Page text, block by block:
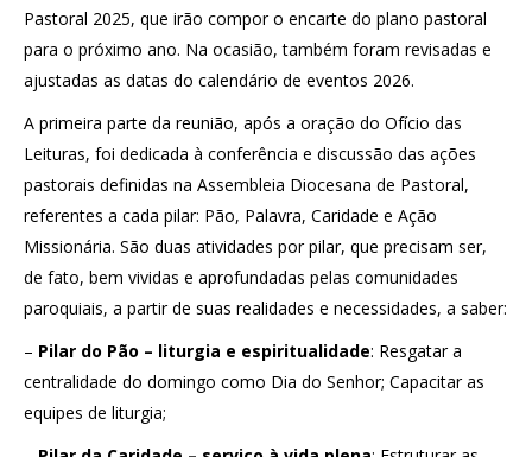
Pastoral 2025, que irão compor o encarte do plano pastoral
para o próximo ano. Na ocasião, também foram revisadas e
ajustadas as datas do calendário de eventos 2026.
A primeira parte da reunião, após a oração do Ofício das
Leituras, foi dedicada à conferência e discussão das ações
pastorais definidas na Assembleia Diocesana de Pastoral,
referentes a cada pilar: Pão, Palavra, Caridade e Ação
Missionária. São duas atividades por pilar, que precisam ser,
de fato, bem vividas e aprofundadas pelas comunidades
paroquiais, a partir de suas realidades e necessidades, a saber:
– Pilar do Pão – liturgia e espiritualidade: Resgatar a
centralidade do domingo como Dia do Senhor; Capacitar as
equipes de liturgia;